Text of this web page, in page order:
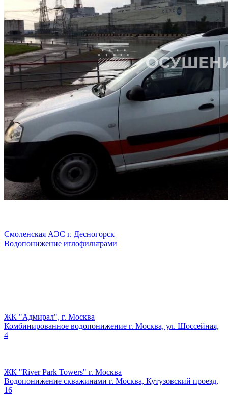
Смоленская АЭС г. Десногорск
Водопонижение иглофильтрами
ЖК "Адмирал", г. Москва
Комбинированное водопонижение г. Москва, ул. Шоссейная,
4
ЖК "River Park Towers" г. Москва
Водопонижение скважинами г. Москва, Кутузовский проезд,
16